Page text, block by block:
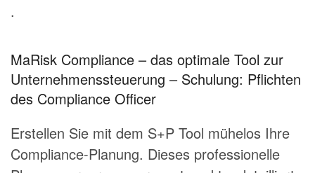
.
MaRisk Compliance – das optimale Tool zur
Unternehmenssteuerung – Schulung: Pflichten
des Compliance Officer
Erstellen Sie mit dem S+P Tool mühelos Ihre
Compliance-Planung. Dieses professionelle